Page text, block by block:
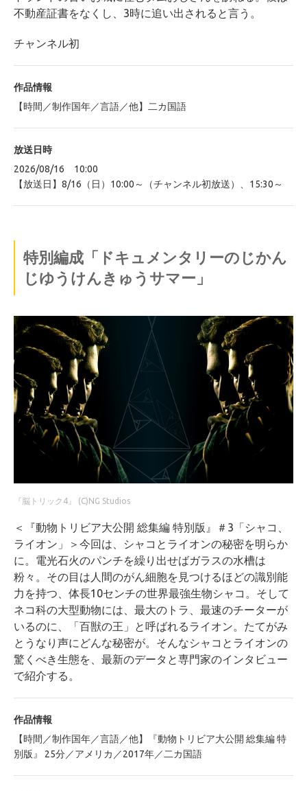
不動産証書をなくし、3時に追い出されると言う。
チャンネル初
作品情報
【時間／制作国年／言語／他】二カ国語
放送日時
2026/08/16 10:00
【放送日】8/16（日）10:00～（チャンネル初放送）、15:30～
特別編成「ドキュメンタリーのじかん
じゆうけんきゅうサマー」
『脳トリック4』 (C)NG Studios
＜『動物トリビア大公開 総集編 特別版』＃3「シャコ、
ライオン」＞今回は、シャコとライオンの秘密を明らか
に。電光石火のパンチを繰り出せばガラスの水槽は
粉々。その目は人間のがん細胞を見つけるほどの識別能
力を持つ、体長10センチの世界最強生物シャコ。そして
ネコ科の大型動物には、最大のトラ、最速のチーターが
いるのに、「百獣の王」と呼ばれるライオン。たてがみ
とうなり声にどんな秘密が。そんなシャコとライオンの
驚くべき生態を、最新のデータと専門家のインタビュー
で紹介する。
作品情報
【時間／制作国年／言語／他】『動物トリビア大公開 総集編 特
別版』 25分／アメリカ／2017年／二カ国語